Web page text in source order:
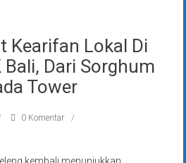
Kearifan Lokal Di
Bali, Dari Sorghum
Tower
0 Komentar